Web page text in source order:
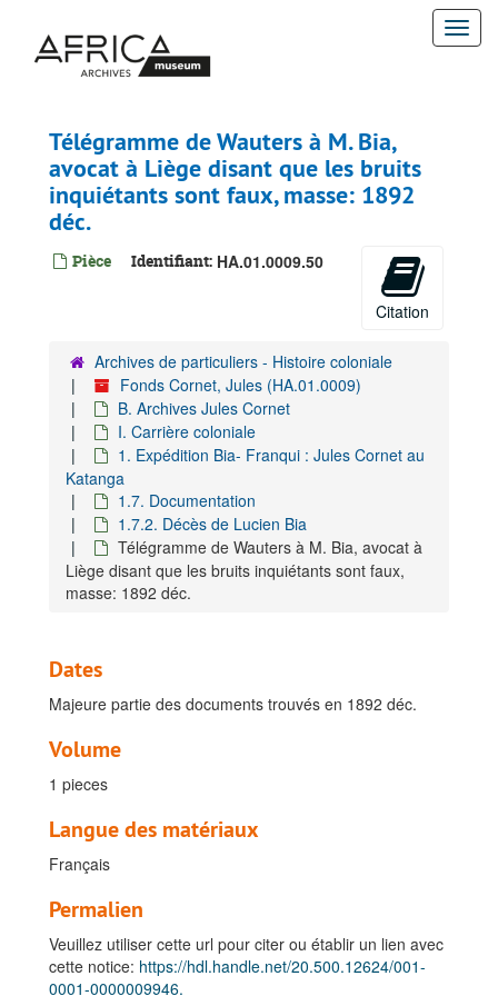
contenu
Télégramme de Wauters à M. Bia,
avocat à Liège disant que les bruits
inquiétants sont faux, masse: 1892
déc.
Pièce Identifiant: HA.01.0009.50
Citation
Archives de particuliers - Histoire coloniale
Fonds Cornet, Jules (HA.01.0009)
B. Archives Jules Cornet
I. Carrière coloniale
1. Expédition Bia- Franqui : Jules Cornet au
Katanga
1.7. Documentation
1.7.2. Décès de Lucien Bia
Télégramme de Wauters à M. Bia, avocat à
Liège disant que les bruits inquiétants sont faux,
masse: 1892 déc.
Dates
Majeure partie des documents trouvés en 1892 déc.
Volume
1 pieces
Langue des matériaux
Français
Permalien
Veuillez utiliser cette url pour citer ou établir un lien avec
cette notice: https://hdl.handle.net/20.500.12624/001-
0001-0000009946.
Fonds Cornet, Jules
I. Carrière coloniale
1.3. Correspondance avec les membres de l'expédition, 1892